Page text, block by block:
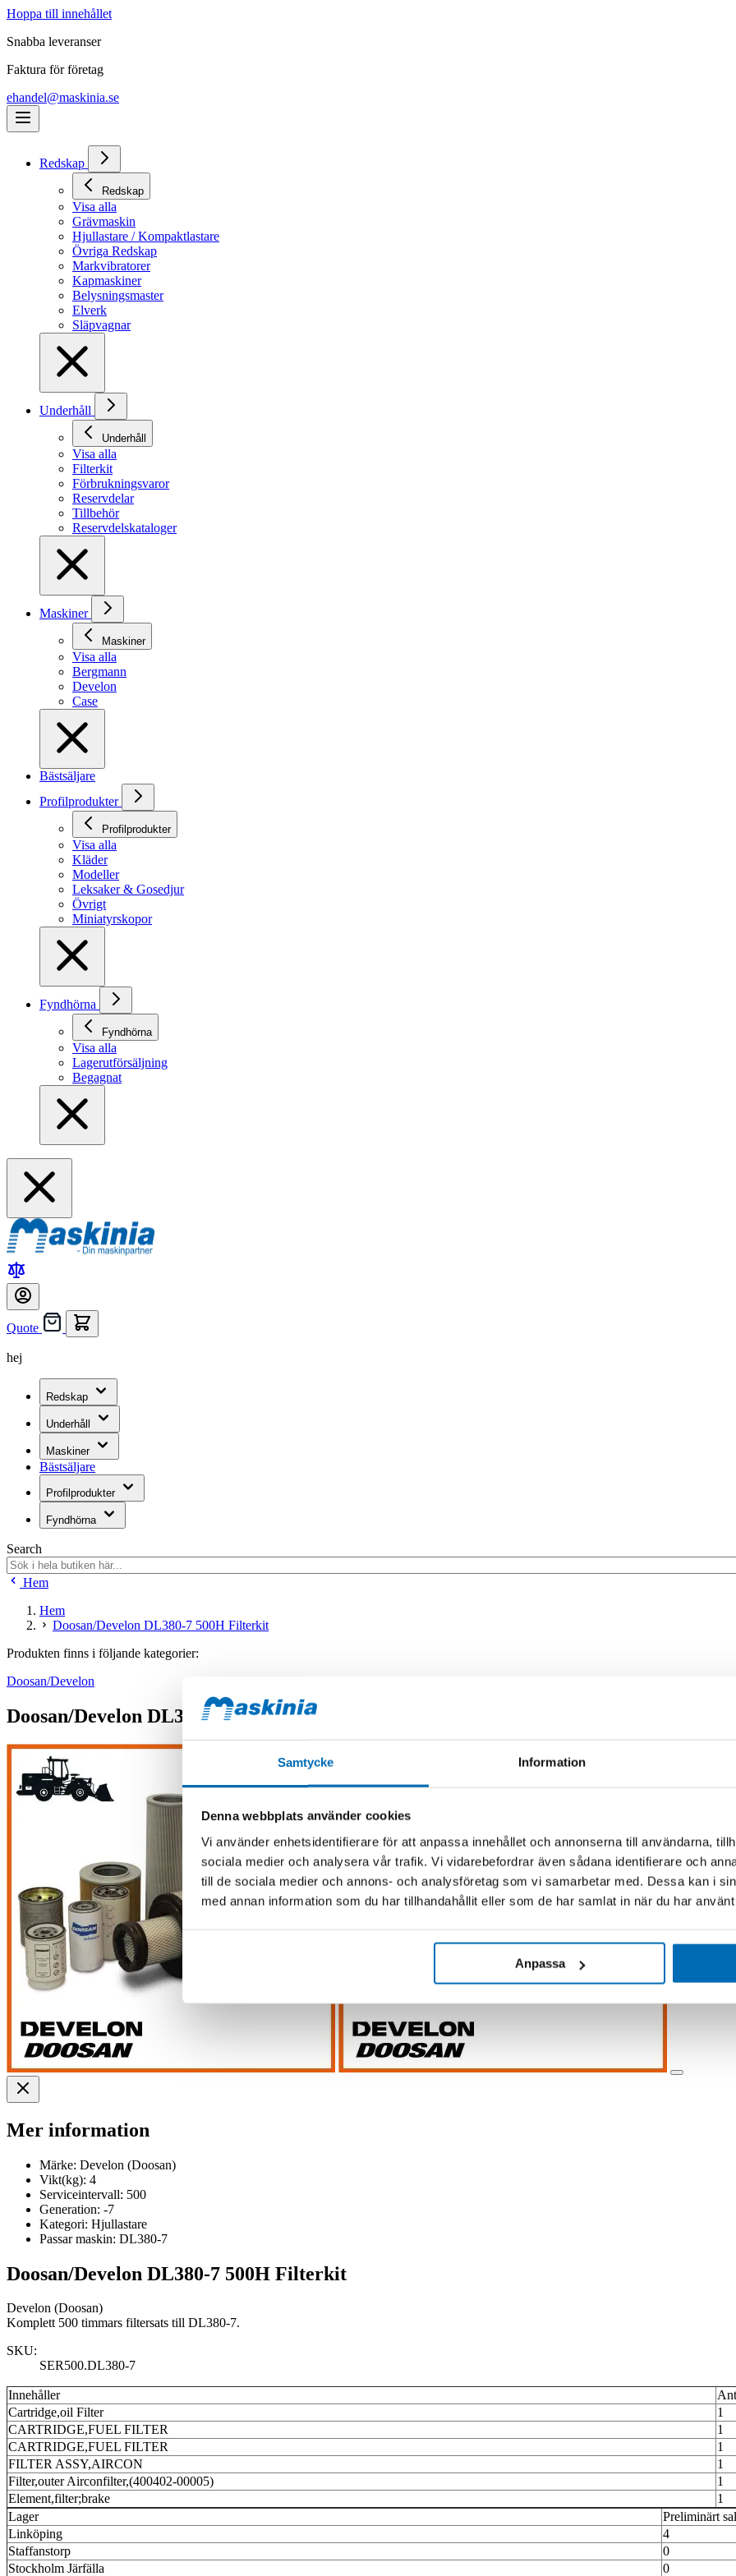
Samtycke Information
Denna webbplats använder cookies
Vi använder enhetsidentifierare för att anpassa innehållet och annonserna till användarna,
sociala medier och analysera vår trafik. Vi vidarebefordrar även sådana identifierare och
till de sociala medier och annons- och analysföretag som vi samarbetar med. Dessa kan i
med annan information som du har tillhandahållit eller som de har samlat in när du har
Anpassa
Hoppa till innehållet
Snabba leveranser
Faktura för företag
ehandel@maskinia.se
Redskap
Redskap
Visa alla
Grävmaskin
Hjullastare / Kompaktlastare
Övriga Redskap
Markvibratorer
Kapmaskiner
Belysningsmaster
Elverk
Släpvagnar
Underhåll
Underhåll
Visa alla
Filterkit
Förbrukningsvaror
Reservdelar
Tillbehör
Reservdelskataloger
Maskiner
Maskiner
Visa alla
Bergmann
Develon
Case
Bästsäljare
Profilprodukter
Profilprodukter
Visa alla
Kläder
Modeller
Leksaker & Gosedjur
Övrigt
Miniatyrskopor
Fyndhörna
Fyndhörna
Visa alla
Lagerutförsäljning
Begagnat
Quote
hej
Redskap
Underhåll
Maskiner
Bästsäljare
Profilprodukter
Fyndhörna
Search
Hem
Hem
Doosan/Develon DL380-7 500H Filterkit
Produkten finns i följande kategorier:
Doosan/Develon
Doosan/Develon DL380-7 500H Filterkit
Mer information
Märke: Develon (Doosan)
Vikt(kg): 4
Serviceintervall: 500
Generation: -7
Kategori: Hjullastare
Passar maskin: DL380-7
Doosan/Develon DL380-7 500H Filterkit
Develon (Doosan)
Komplett 500 timmars filtersats till DL380-7.
SKU:
SER500.DL380-7
Innehåller
Cartridge,oil Filter
1
CARTRIDGE,FUEL FILTER
1
CARTRIDGE,FUEL FILTER
1
FILTER ASSY,AIRCON
1
Filter,outer Airconfilter,(400402-00005)
1
Element,filter;brake
1
Lager
Preliminärt
Linköping
4
Staffanstorp
0
Stockholm Järfälla
0